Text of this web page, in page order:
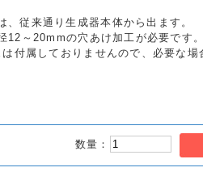
従来通り生成器本体から出ます。
～20mmの穴あけ加工が必要です。
付属しておりませんので、必要な場
数量：